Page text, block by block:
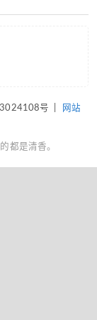
号 网站
都是清香。